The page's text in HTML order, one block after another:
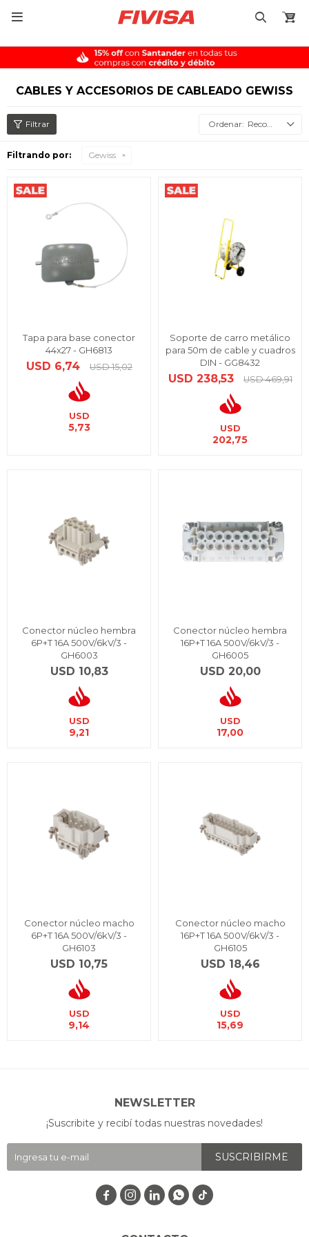

CABLES Y ACCESORIOS DE CABLEADO GEWISS
Recomendados
Filtrando por: Gewiss
Tapa para base conector
44x27 - GH6813
USD 6,74 USD 15,02
USD
5,73
Soporte de carro metálico
para 50m de cable y cuadros
DIN - GG8432
USD 238,53 USD 469,91
USD
202,75
Conector núcleo hembra
6P+T 16A 500V/6kV/3 -
GH6003
USD 10,83
USD
9,21
Conector núcleo hembra
16P+T 16A 500V/6kV/3 -
GH6005
USD 20,00
USD
17,00
Conector núcleo macho
6P+T 16A 500V/6kV/3 -
GH6103
USD 10,75
USD
9,14
Conector núcleo macho
16P+T 16A 500V/6kV/3 -
GH6105
USD 18,46
USD
15,69
NEWSLETTER
¡Suscribite y recibí todas nuestras novedades!
SUSCRIBIRME
   